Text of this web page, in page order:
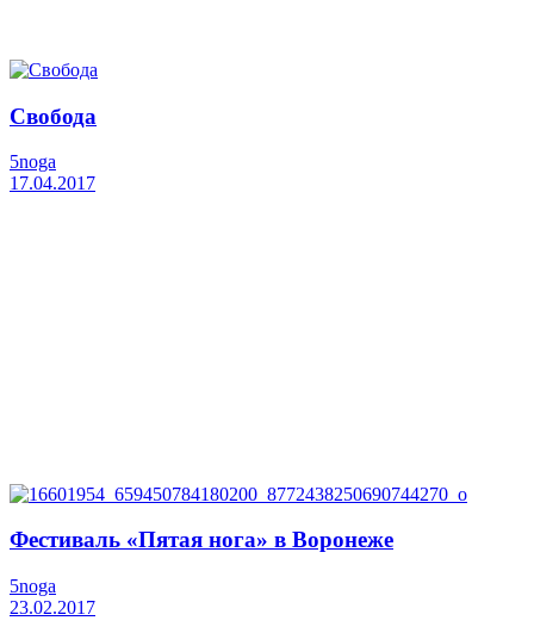
Свобода
5noga
17.04.2017
Фестиваль «Пятая нога» в Воронеже
5noga
23.02.2017